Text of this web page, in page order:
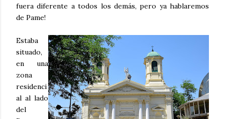
fuera diferente a todos los demás, pero ya hablaremos
de Pame!
Estaba
situado,
en una
zona
residenci
al al lado
del